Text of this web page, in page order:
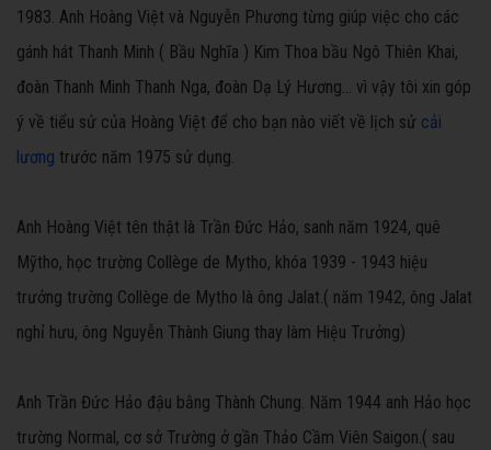
1983. Anh Hoàng Việt và Nguyễn Phương từng giúp việc cho các
gánh hát Thanh Minh ( Bầu Nghĩa ) Kim Thoa bầu Ngô Thiên Khai,
đoàn Thanh Minh Thanh Nga, đoàn Dạ Lý Hương... vì vậy tôi xin góp
ý về tiểu sử của Hoàng Việt để cho bạn nào viết về lịch sử cải
lương trước năm 1975 sử dụng.
Anh Hoàng Việt tên thật là Trần Đức Hảo, sanh năm 1924, quê
Mỹtho, học trường Collège de Mytho, khóa 1939 - 1943 hiệu
trưởng trường Collège de Mytho là ông Jalat.( năm 1942, ông Jalat
nghỉ hưu, ông Nguyễn Thành Giung thay làm Hiệu Trưởng)
Anh Trần Đức Hảo đậu bằng Thành Chung. Năm 1944 anh Hảo học
trường Normal, cơ sở Trường ở gần Thảo Cầm Viên Saigon.( sau